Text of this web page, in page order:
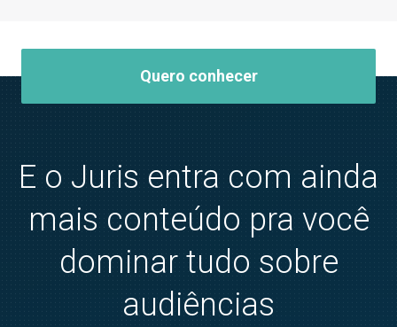
Quero conhecer
E o Juris entra com ainda
mais conteúdo pra você
dominar tudo sobre
audiências